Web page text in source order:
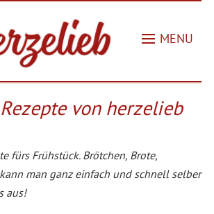
MENU
von herzelieb
fürs Frühstück. Brötchen, Brote,
man ganz einfach und schnell selber
aus!